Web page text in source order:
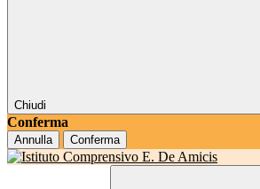
Chiudi
Conferma
Annulla Conferma